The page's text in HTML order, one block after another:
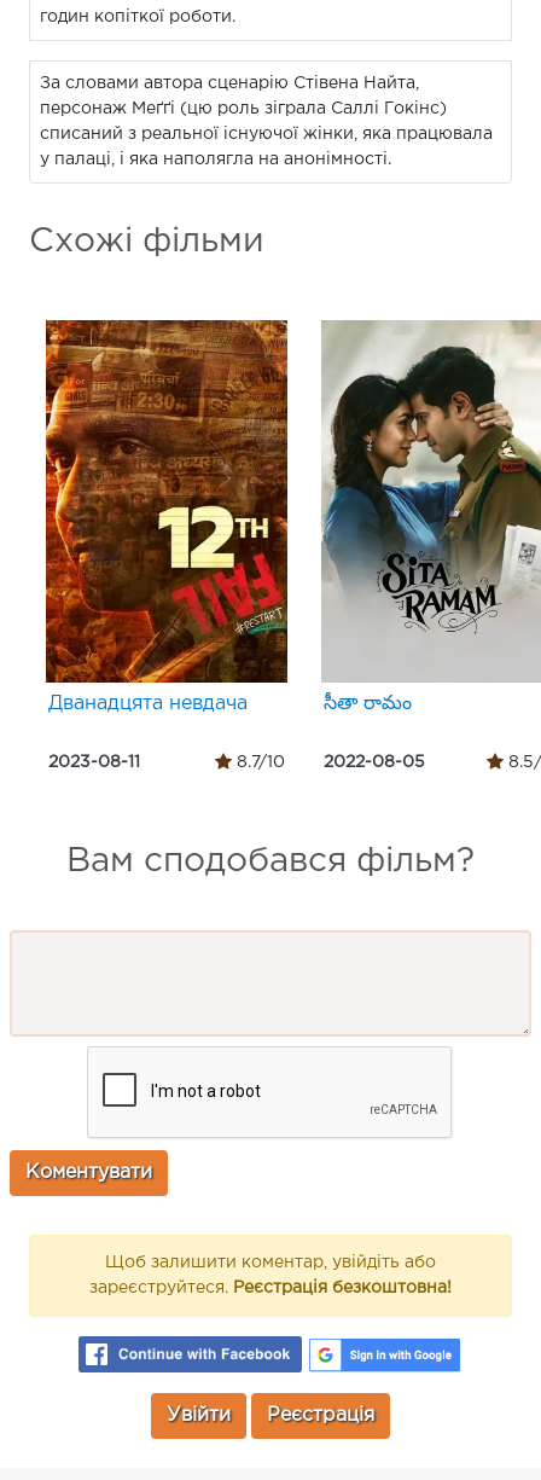
годин копіткої роботи.
За словами автора сценарію Стівена Найта,
персонаж Меґґі (цю роль зіграла Саллі Гокінс)
списаний з реальної існуючої жінки, яка працювала
у палаці, і яка наполягла на анонімності.
Схожі фільми
Дванадцята невдача
2023-08-11 8.7/10
సీతా రామం
2022-08-05 8.5/
Вам сподобався фільм?
Щоб залишити коментар, увійдіть або
зареєструйтеся. Реєстрація безкоштовна!
Увійти Реєстрація